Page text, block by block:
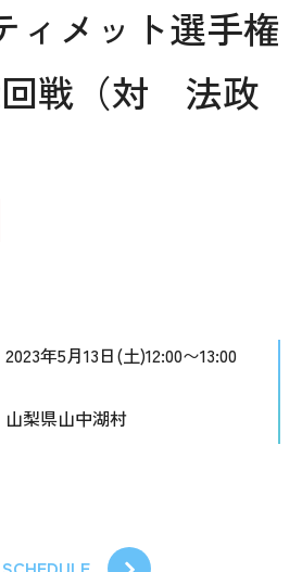
ィメット選手権
戦（対 法政
2023年5月13日(土)12:00〜13:00
山梨県山中湖村